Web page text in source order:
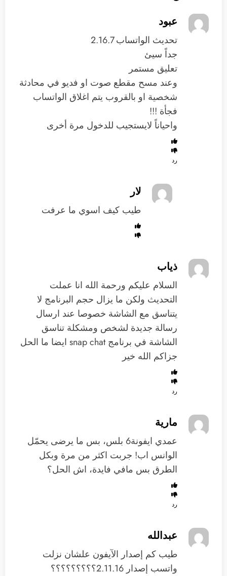
عبود
تحديث الواتساب 2.16.7
جداً سيئ
تعليق مستمر
وعند مسح مقطع صوت او فديو في محادثة
شخصية او بالقروب يتم اغلاق الواتساب
فجأة !!!
واحياناً لايستجيب للدخول مرة أخرى
رد
لار
طيب كيف اسوي ما عرفت
ذياب
السلام عليكم ورحمة الله انا عملت
التحديث ولكن ما يزال حجم البرنامج لا
يتناسق مع الشاشة خصوصا عند ارسال
رسالة جديدة لشخص ومشكلة تناسق
الشاشة في برنامج snap chat ايضا ما الحل
جزاكم الله خير
رد
مارية
عمدي ايفونة6 بلس، بس ما يرضى يحمّل
الوانس اب! جربت اكثر من مرة وبكل
الطرق بس مافي فايدة، اش الحل؟
رد
عبدالله
طيب كم إصدار الآيفون علشان نزلت
واتسب إصدار 2.11.16؟؟؟؟؟؟؟؟؟